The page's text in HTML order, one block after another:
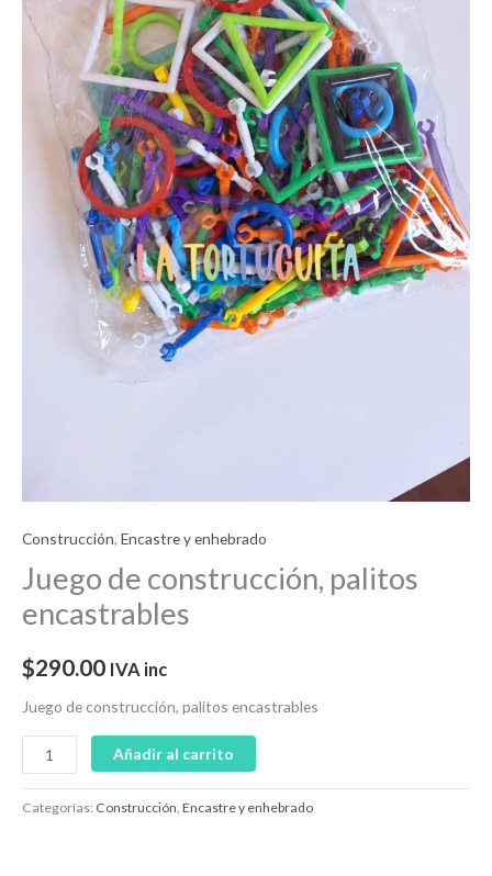
Construcción, Encastre y enhebrado
Juego de construcción, palitos
encastrables
$290.00 IVA inc
Juego de construcción, palitos encastrables
Añadir al carrito
Categorías: Construcción, Encastre y enhebrado